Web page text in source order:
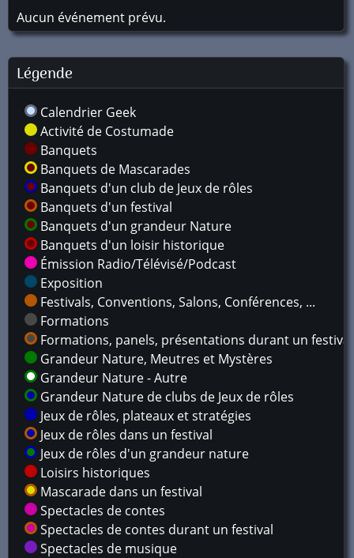
Aucun événement prévu.
Légende
Calendrier Geek
Activité de Costumade
Banquets
Banquets de Mascarades
Banquets d'un club de Jeux de rôles
Banquets d'un festival
Banquets d'un grandeur Nature
Banquets d'un loisir historique
Émission Radio/Télévisé/Podcast
Exposition
Festivals, Conventions, Salons, Conférences, ...
Formations
Formations, panels, présentations durant un festival
Grandeur Nature, Meutres et Mystères
Grandeur Nature - Autre
Grandeur Nature de clubs de Jeux de rôles
Jeux de rôles, plateaux et stratégies
Jeux de rôles dans un festival
Jeux de rôles d'un grandeur nature
Loisirs historiques
Mascarade dans un festival
Spectacles de contes
Spectacles de contes durant un festival
Spectacles de musique